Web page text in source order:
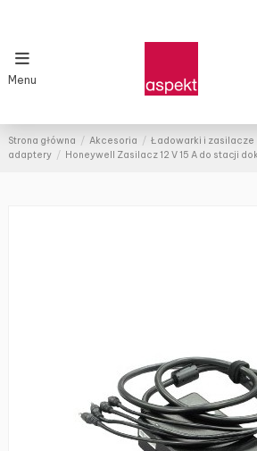
Menu
Strona główna Akcesoria Ładowarki i zasilacze
adaptery
Honeywell Zasilacz 12 V 15 A do stacji